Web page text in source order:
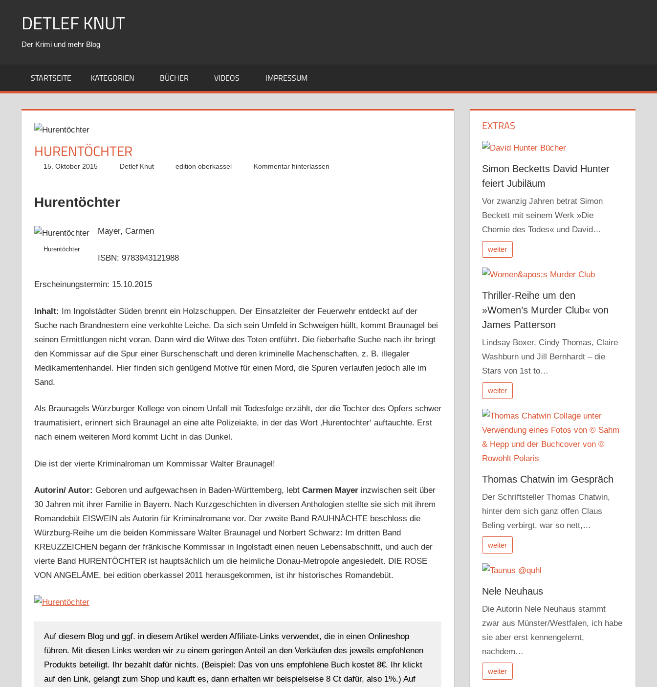
DETLEF KNUT
Der Krimi und mehr Blog
STARTSEITE KATEGORIEN BÜCHER VIDEOS IMPRESSUM
HURENTÖCHTER
15. Oktober 2015 Detlef Knut edition oberkassel Kommentar hinterlassen
Hurentöchter
Hurentöchter
Mayer, Carmen
ISBN: 9783943121988
Erscheinungstermin: 15.10.2015
Inhalt: Im Ingolstädter Süden brennt ein Holzschuppen. Der Einsatzleiter der Feuerwehr entdeckt auf der
Suche nach Brandnestern eine verkohlte Leiche. Da sich sein Umfeld in Schweigen hüllt, kommt Braunagel bei
seinen Ermittlungen nicht voran. Dann wird die Witwe des Toten entführt. Die fieberhafte Suche nach ihr bringt
den Kommissar auf die Spur einer Burschenschaft und deren kriminelle Machenschaften, z. B. illegaler
Medikamentenhandel. Hier finden sich genügend Motive für einen Mord, die Spuren verlaufen jedoch alle im
Sand.
Als Braunagels Würzburger Kollege von einem Unfall mit Todesfolge erzählt, der die Tochter des Opfers schwer
traumatisiert, erinnert sich Braunagel an eine alte Polizeiakte, in der das Wort ‚Hurentochter‘ auftauchte. Erst
nach einem weiteren Mord kommt Licht in das Dunkel.
Die ist der vierte Kriminalroman um Kommissar Walter Braunagel!
Autorin/ Autor: Geboren und aufgewachsen in Baden-Württemberg, lebt Carmen Mayerinzwischen seit über
30 Jahren mit ihrer Familie in Bayern. Nach Kurzgeschichten in diversen Anthologien stellte sie sich mit ihrem
Romandebüt EISWEIN als Autorin für Kriminalromane vor. Der zweite Band RAUHNÄCHTE beschloss die
Würzburg-Reihe um die beiden Kommissare Walter Braunagel und Norbert Schwarz: Im dritten Band
KREUZZEICHEN begann der fränkische Kommissar in Ingolstadt einen neuen Lebensabschnitt, und auch der
vierte Band HURENTÖCHTER ist hauptsächlich um die heimliche Donau-Metropole angesiedelt. DIE ROSE
VON ANGELÂME, bei edition oberkassel 2011 herausgekommen, ist ihr historisches Romandebüt.
Auf diesem Blog und ggf. in diesem Artikel werden Affiliate-Links verwendet, die in einen Onlineshop
führen. Mit diesen Links werden wir zu einem geringen Anteil an den Verkäufen des jeweils empfohlenen
Produkts beteiligt. Ihr bezahlt dafür nichts. (Beispiel: Das von uns empfohlene Buch kostet 8€. Ihr klickt
auf den Link, gelangt zum Shop und kauft es, dann erhalten wir beispielseise 8 Ct dafür, also 1%.) Auf
EXTRAS
Simon Becketts David Hunter
feiert Jubiläum
Vor zwanzig Jahren betrat Simon
Beckett mit seinem Werk »Die
Chemie des Todes« und David…
weiter
Thriller-Reihe um den
»Women’s Murder Club« von
James Patterson
Lindsay Boxer, Cindy Thomas, Claire
Washburn und Jill Bernhardt – die
Stars von 1st to…
weiter
Thomas Chatwin im Gespräch
Der Schriftsteller Thomas Chatwin,
hinter dem sich ganz offen Claus
Beling verbirgt, war so nett,…
weiter
Nele Neuhaus
Die Autorin Nele Neuhaus stammt
zwar aus Münster/Westfalen, ich habe
sie aber erst kennengelernt,
nachdem…
weiter